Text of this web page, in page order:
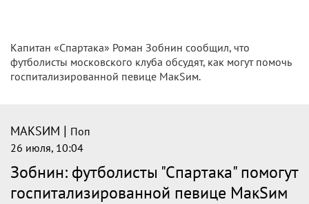
Капитан «Спартака» Роман Зобнин сообщил, что
футболисты московского клуба обсудят, как могут помочь
госпитализированной певице МакSим.
МАКSИМ | Поп
26 июля, 10:04
Зобнин: футболисты "Спартака" помогут
госпитализированной певице МакSим